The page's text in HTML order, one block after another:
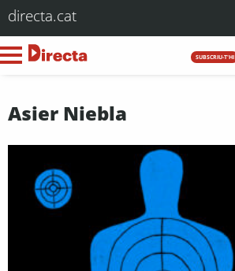
directa.cat
SUBSCRIU-T'HI
Asier Niebla